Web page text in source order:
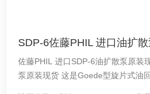
SDP-6佐藤PHIL 进口油扩
佐藤PHIL 进口SDP-6油扩散泵原装
泵原装现货 这是Goede型旋片式